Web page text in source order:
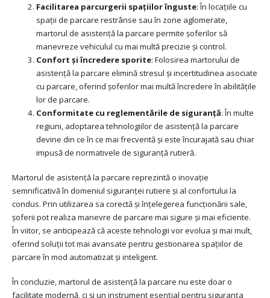
Facilitarea parcurgerii spațiilor înguste: În locațiile cu
spații de parcare restrânse sau în zone aglomerate,
martorul de asistență la parcare permite șoferilor să
manevreze vehiculul cu mai multă precizie și control.
Confort și încredere sporite: Folosirea martorului de
asistență la parcare elimină stresul și incertitudinea asociate
cu parcare, oferind șoferilor mai multă încredere în abilitățile
lor de parcare.
Conformitate cu reglementările de siguranță: În multe
regiuni, adoptarea tehnologiilor de asistență la parcare
devine din ce în ce mai frecventă și este încurajată sau chiar
impusă de normativele de siguranță rutieră.
Martorul de asistență la parcare reprezintă o inovație
semnificativă în domeniul siguranței rutiere și al confortului la
condus. Prin utilizarea sa corectă și înțelegerea funcționării sale,
șoferii pot realiza manevre de parcare mai sigure și mai eficiente.
În viitor, se anticipează că aceste tehnologii vor evolua și mai mult,
oferind soluții tot mai avansate pentru gestionarea spațiilor de
parcare în mod automatizat și inteligent.
În concluzie, martorul de asistență la parcare nu este doar o
facilitate modernă, ci și un instrument esențial pentru siguranța